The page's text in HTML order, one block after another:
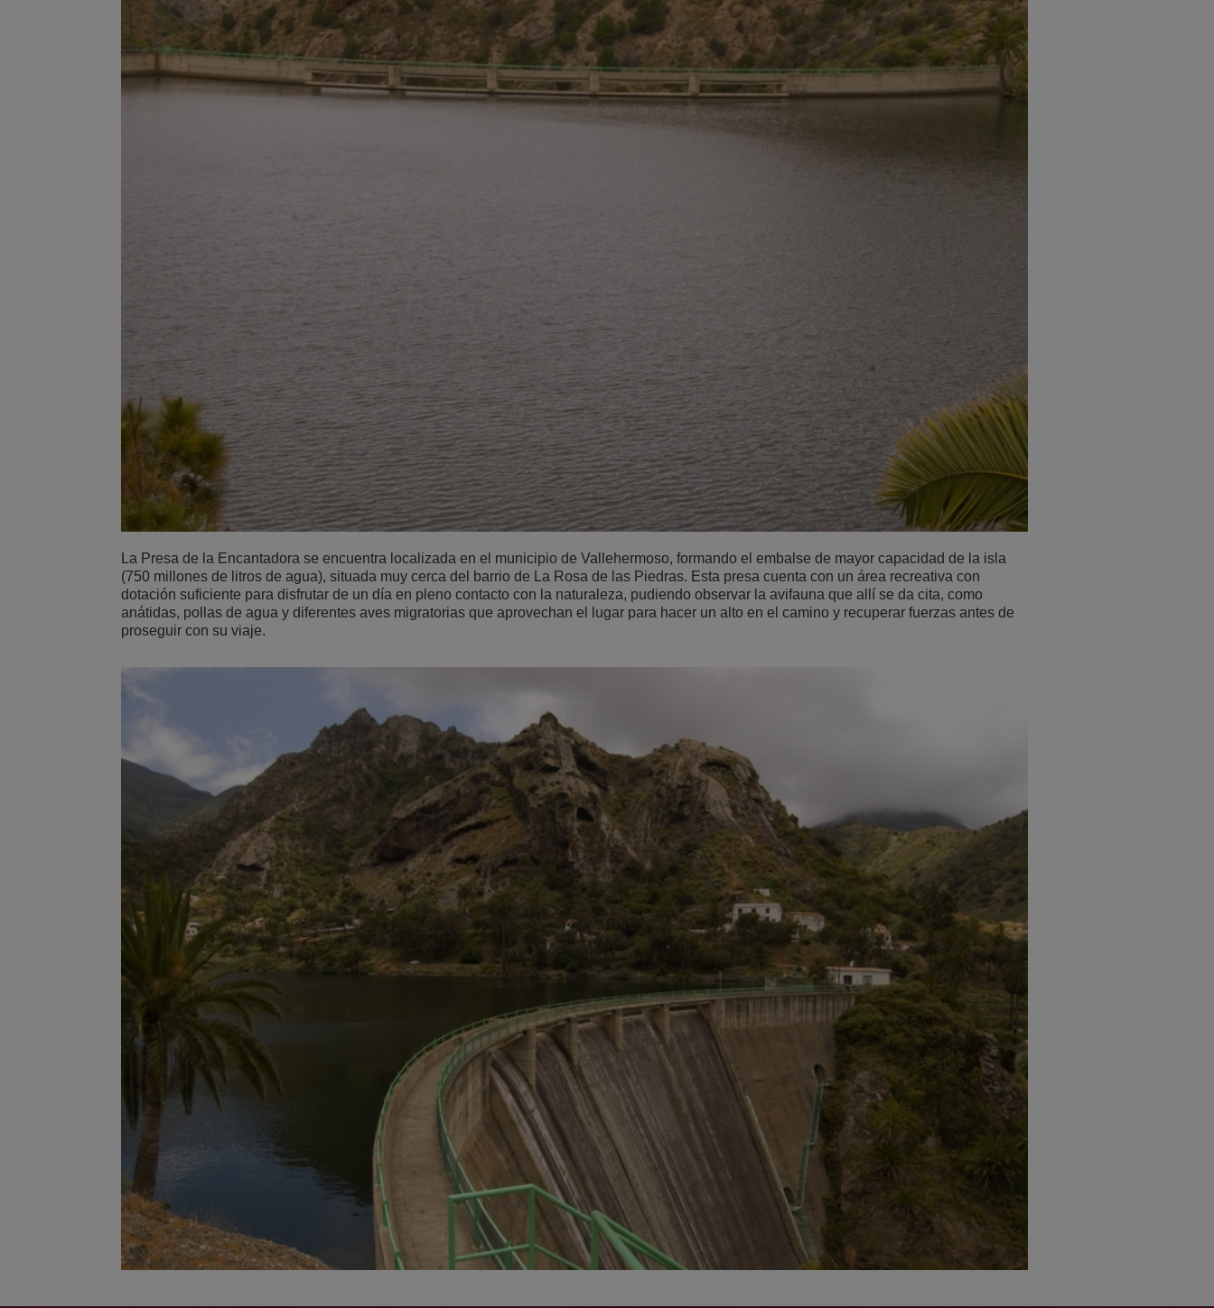
La Presa de la Encantadora se encuentra localizada en el municipio de Vallehermoso, formando el embalse de mayor capacidad de la isla
(750 millones de litros de agua), situada muy cerca del barrio de La Rosa de las Piedras. Esta presa cuenta con un área recreativa con
dotación suficiente para disfrutar de un día en pleno contacto con la naturaleza, pudiendo observar la avifauna que allí se da cita, como
anátidas, pollas de agua y diferentes aves migratorias que aprovechan el lugar para hacer un alto en el camino y recuperar fuerzas antes de
proseguir con su viaje.